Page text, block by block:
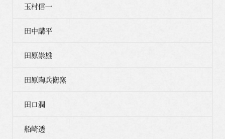
玉村信一
田中講平
田原崇雄
田原陶兵衛窯
田口潤
船崎透